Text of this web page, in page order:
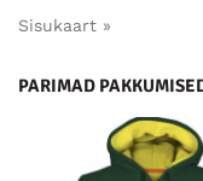
Sisukaart »
PARIMAD